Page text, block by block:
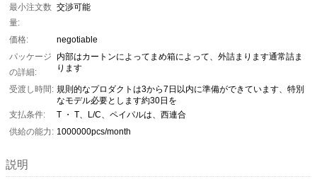
最小注文数
量:
交渉可能
価格:
negotiable
パッケージ
の詳細:
内部はカートンによってまめ箱によって、外詰まります通常詰ま
ります
受渡し時間: 規則的なプロダクトは3から7日以内に準備ができています、特別
なモデル必要とします約30日を
支払条件:
T ・ T、L/C、ペイパルは、西連合
供給の能力: 1000000pcs/month
説明